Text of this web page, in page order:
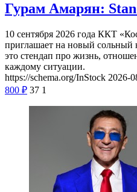
Гурам Амарян:
10 сентября 2026 года ККТ
приглашает на новый
это стендап про жизнь,
каждому ситуации.
https://schema.org/InStock 2026-
800 ₽ 37 1